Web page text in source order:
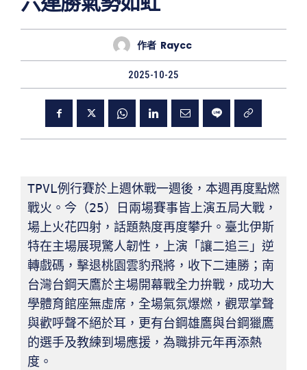
作者 Raycc
2025-10-25
TPVL例行賽於上週休戰一週後，本週再度點燃
戰火。今（25）日兩場賽事皆上演五局大戰，
場上火花四射，話題熱度再度攀升。臺北伊斯
特在主場展現驚人韌性，上演「讓二追三」逆
轉戲碼，擊退桃園雲豹飛將，收下二連勝；南
台灣台鋼天鷹於主場開幕戰全力拚戰，成功大
學體育館座無虛席，全場氣氛爆燃，觀眾掌聲
與歡呼聲不絕於耳，更有台鋼雄鷹與台鋼獵鷹
的選手及教練到場應援，為職排元年再添熱
度。